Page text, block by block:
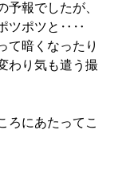
予報でしたが、
ツポツと‥‥
て暗くなったり
わり気も遣う撮
ろにあたってこ